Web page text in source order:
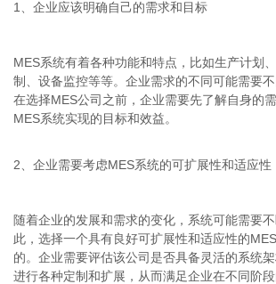
1、企业应该明确自己的需求和目标
MES系统有着各种功能和特点，比如生产计划
制、设备监控等等。企业需求的不同可能需要不
在选择MES公司之前，企业需要先了解自身的
MES系统实现的目标和效益。
2、企业需要考虑MES系统的可扩展性和适应性
随着企业的发展和需求的变化，系统可能需要
此，选择一个具有良好可扩展性和适应性的
的。企业需要评估该公司是否具备灵活的系统
进行各种定制和扩展，从而满足企业在不同阶段